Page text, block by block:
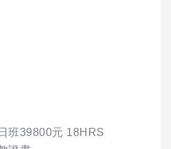
班39800元 18HRS